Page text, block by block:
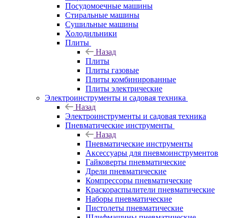
Посудомоечные машины
Стиральные машины
Сушильные машины
Холодильники
Плиты
Назад
Плиты
Плиты газовые
Плиты комбинированные
Плиты электрические
Электроинструменты и садовая техника
Назад
Электроинструменты и садовая техника
Пневматические инструменты
Назад
Пневматические инструменты
Аксессуары для пневмоинструментов
Гайковерты пневматические
Дрели пневматические
Компрессоры пневматические
Краскораспылители пневматические
Наборы пневматические
Пистолеты пневматические